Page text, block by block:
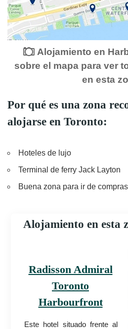
Alojamiento en
sobre el mapa para ver
en esta
Por qué es una zona
alojarse en Toronto:
Hoteles de lujo
Terminal de ferry Jack Layton
Buena zona para ir de compras
Alojamiento en esta
Radisson Admiral
Toronto
Harbourfront
Este hotel situado frente al